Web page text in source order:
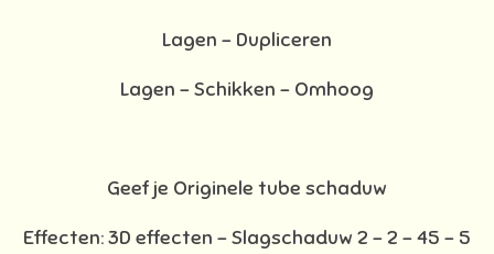
Lagen - Dupliceren
Lagen - Schikken - Omhoog
Geef je Originele tube schaduw
Effecten: 3D effecten - Slagschaduw 2 – 2 – 45 – 5